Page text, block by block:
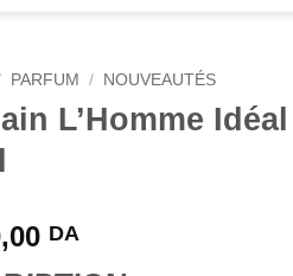
PARFUM / NOUVEAUTÉS
L’Homme
DA